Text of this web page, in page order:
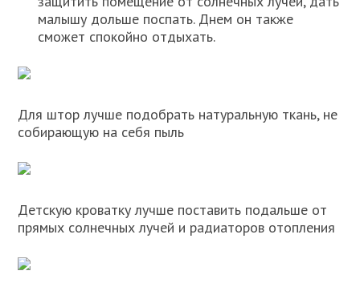
малышу дольше поспать. Днем он также
сможет спокойно отдыхать.
Для штор лучше подобрать натуральную ткань, не
собирающую на себя пыль
Детскую кроватку лучше поставить подальше от
прямых солнечных лучей и радиаторов отопления